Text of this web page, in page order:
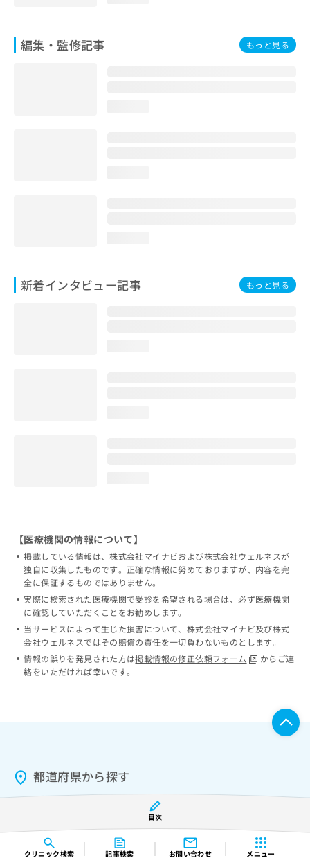
クリニック検索 記事検索 お問い合わせ メニュー
目次
編集・監修記事 もっと見る
新着インタビュー記事 もっと見る
【医療機関の情報について】
掲載している情報は、株式会社マイナビおよび株式会社ウェルネスが
独自に収集したものです。正確な情報に努めておりますが、内容を完
全に保証するものではありません。
実際に検索された医療機関で受診を希望される場合は、必ず医療機関
に確認していただくことをお勧めします。
当サービスによって生じた損害について、株式会社マイナビ及び株式
会社ウェルネスではその賠償の責任を一切負わないものとします。
情報の誤りを発見された方は掲載情報の修正依頼フォーム
からご連
絡をいただければ幸いです。
都道府県から探す
青森県
秋田県
山形県
福島県
関東
茨城県 栃木県 群馬県
埼玉県